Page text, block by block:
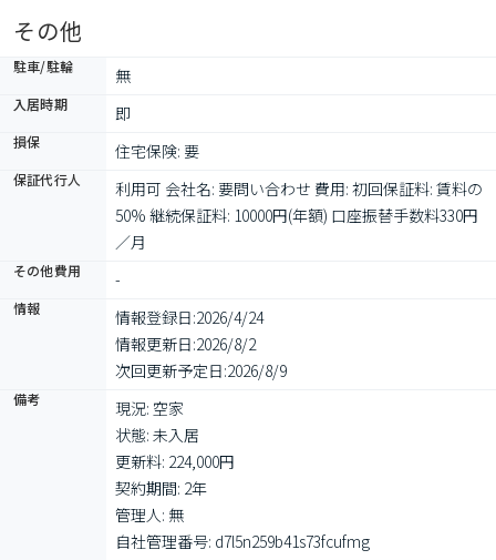
その他
駐車/駐輪 無
入居時期 即
損保 住宅保険: 要
保証代行人
利用可 会社名: 要問い合わせ 費用: 初回保証料: 賃料の
50% 継続保証料: 10000円(年額) 口座振替手数料330円
／月
その他費用 -
情報 情報登録日:2026/4/24
情報更新日:2026/8/2
次回更新予定日:2026/8/9
備考
現況: 空家
状態: 未入居
更新料: 224,000円
契約期間: 2年
管理人: 無
自社管理番号: d7l5n259b41s73fcufmg